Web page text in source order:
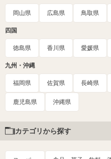
岡山県 広島県 鳥取県
四国
徳島県 香川県 愛媛県
九州・沖縄
福岡県 佐賀県 長崎県
鹿児島県 沖縄県
カテゴリから探す